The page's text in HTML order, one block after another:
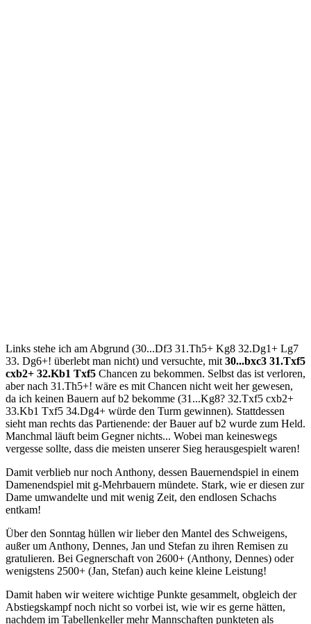
Links stehe ich am Abgrund (30...Df3 31.Th5+ Kg8 32.Dg1+ Lg7
33. Dg6+! überlebt man nicht) und versuchte, mit 30...bxc3 31.Txf5
cxb2+ 32.Kb1 Txf5 Chancen zu bekommen. Selbst das ist verloren,
aber nach 31.Th5+! wäre es mit Chancen nicht weit her gewesen,
da ich keinen Bauern auf b2 bekomme (31...Kg8? 32.Txf5 cxb2+
33.Kb1 Txf5 34.Dg4+ würde den Turm gewinnen). Stattdessen
sieht man rechts das Partienende: der Bauer auf b2 wurde zum Held.
Manchmal läuft beim Gegner nichts... Wobei man keineswegs
vergesse sollte, dass die meisten unserer Sieg herausgespielt waren!
Damit verblieb nur noch Anthony, dessen Bauernendspiel in einem
Damenendspiel mit g-Mehrbauern mündete. Stark, wie er diesen zur
Dame umwandelte und mit wenig Zeit, den endlosen Schachs
entkam!
Über den Sonntag hüllen wir lieber den Mantel des Schweigens,
außer um Anthony, Dennes, Jan und Stefan zu ihren Remisen zu
gratulieren. Bei Gegnerschaft von 2600+ (Anthony, Dennes) oder
wenigstens 2500+ (Jan, Stefan) auch keine kleine Leistung!
Damit haben wir weitere wichtige Punkte gesammelt, obgleich der
Abstiegskampf noch nicht so vorbei ist, wie wir es gerne hätten,
nachdem im Tabellenkeller mehr Mannschaften punkteten als